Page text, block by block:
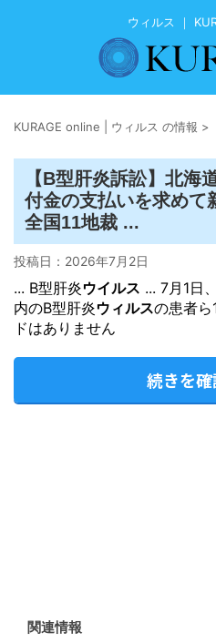
ウィルス ｜
KURAGE online | ウィルス の情報 >
【B型肝炎訴訟】北海
付金の支払いを求めて
全国11地裁 ...
投稿日： 2026年7月2日
... B型肝炎ウイルス ... 7月1日
内のB型肝炎ウィルスの患者
ドはありません
続きを
関連情報